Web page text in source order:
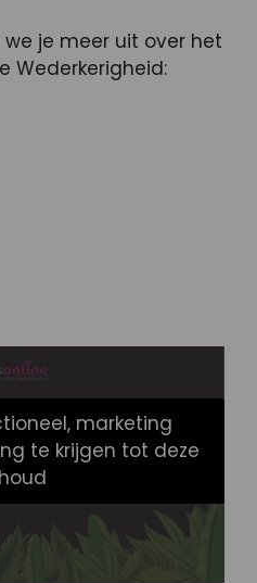
je meer uit over het
Wederkerigheid:
marketing
te krijgen tot deze